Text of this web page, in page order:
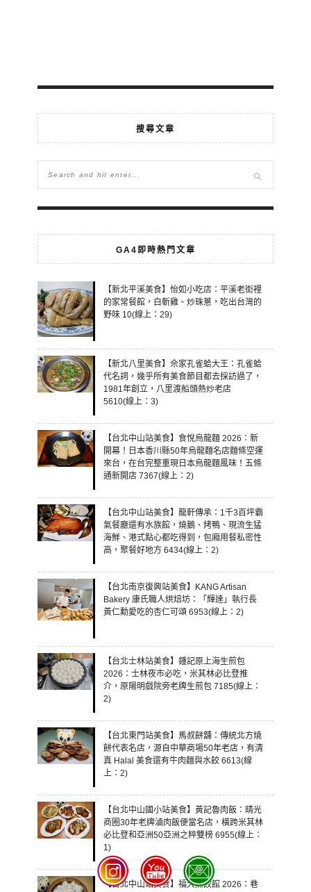
搜尋文章
GA4即時熱門文章
【新北平溪美食】怡如小吃店：平溪老街裡
的家常餐館，白斬雞、炒珠蔥，吃出台灣的
野味 10(線上：29)
【新北八里美食】佘家孔雀蛤大王：孔雀蛤
代名詞，幾乎所有美食節目都去採訪過了，
1981年創立，八里渡船頭熱炒老店
5610(線上：3)
【台北中山站美食】食悅烏龍麵 2026：新
開幕！日本香川縣50年烏龍麵名店麵條空運
來台，在台完整重現日本烏龍麵風味！五條
通新開店 7367(線上：2)
【台北中山站美食】龍軒傳承：1千3百坪霸
氣餐廳還有水族館，燒鵝、烤鴨、現流生猛
海鮮、港式點心都吃得到，包廂用餐私密性
高，聚餐好地方 6434(線上：2)
【台北南京復興站美食】KANG Artisan
Bakery 康氏職人烘焙坊：「輝達」執行長
黃仁勳愛吃的杏仁可頌 6953(線上：2)
【台北士林站美食】鍾記原上海生煎包
2026：士林夜市必吃，米其林必比登推
介，原陽明戲院旁老牌生煎包 7185(線上：
2)
【台北東門站美食】馬叔餅舖：傳統北方燒
餅代表名店，源自中華商場50年老店，有清
真 Halal 美食還有牛肉麵與水餃 6613(線
上：2)
【台北中山國小站美食】黃記魯肉飯：晴光
商圈30年老牌滷肉飯便當名店，橫跨米其林
必比登和亞洲50亞洲之粹雙榜 6955(線上：
1)
【台北中山站美食】福大蒸餃館 2026：巷